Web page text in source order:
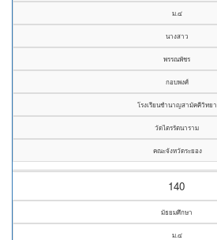
ม.๔
นางสาว
พรรณพัชร
กอบพงศ์
โรงเรียนชำนาญสามัคคีวิทยา
วัดไตรรัตนาราม
คณะจังหวัดระยอง
140
มัธยมศึกษา
ม.๔